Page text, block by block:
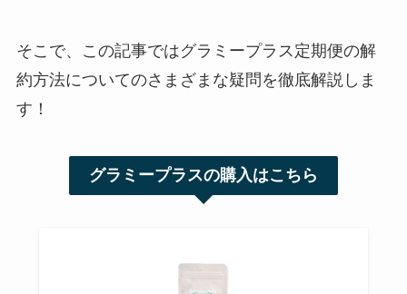
そこで、この記事ではグラミープラス定期便の解
約方法についてのさまざまな疑問を徹底解説しま
す！
グラミープラスの購入はこちら